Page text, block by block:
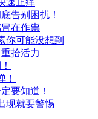
速止痒
告别困扰！
在作祟
你可能没想到
拾活力
！
要知道！
现就要警惕